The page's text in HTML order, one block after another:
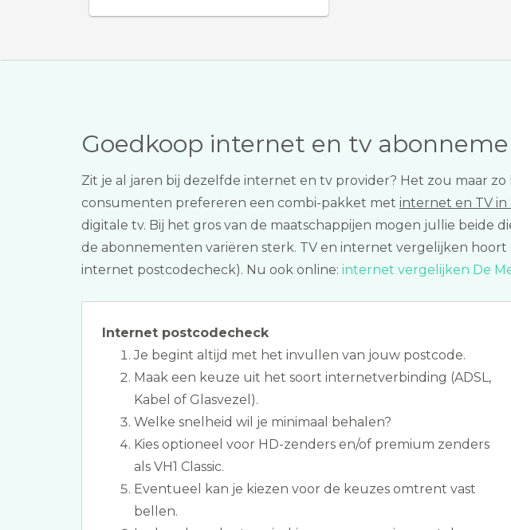
Goedkoop internet en tv
Zit je al jaren bij dezelfde internet en tv provider? Het zou maar
consumenten prefereren een combi-pakket met internet en TV in
digitale tv. Bij het gros van de maatschappijen mogen jullie beide
de abonnementen variëren sterk. TV en internet vergelijken
internet postcodecheck). Nu ook online: internet vergelijken De
Internet postcodecheck
Je begint altijd met het invullen van jouw postcode.
Maak een keuze uit het soort internetverbinding (ADSL,
Kabel of Glasvezel).
Welke snelheid wil je minimaal behalen?
Kies optioneel voor HD-zenders en/of premium zenders
als VH1 Classic.
Eventueel kan je kiezen voor de keuzes omtrent vast
bellen.